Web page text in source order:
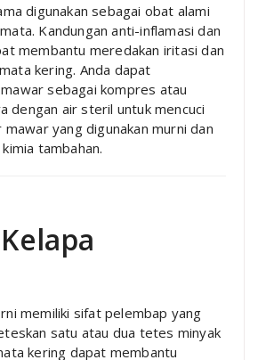
digunakan sebagai obat alami
Kandungan anti-inflamasi dan
membantu meredakan iritasi dan
kering. Anda dapat
sebagai kompres atau
dengan air steril untuk mencuci
yang digunakan murni dan
tambahan.
memiliki sifat pelembap yang
satu atau dua tetes minyak
kering dapat membantu